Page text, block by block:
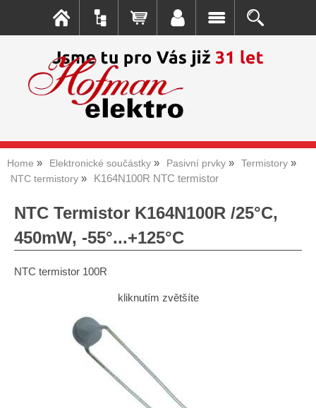
Home Elektronické součástky Pasivní prvky
Termistory
NTC termistory
K164N100R NTC termistor
NTC Termistor K164N100R /25°C,
450mW, -55°...+125°C
NTC termistor 100R
kliknutím zvětšíte